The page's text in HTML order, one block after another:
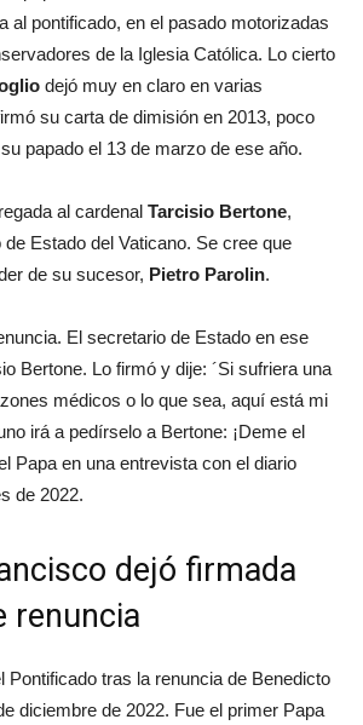
al pontificado, en el pasado motorizadas
de la Iglesia Católica. Lo cierto
dejó muy en claro en varias
su carta de dimisión en 2013, poco
papado el 13 de marzo de ese año.
al cardenal Tarcisio Bertone,
Estado del Vaticano. Se cree que
de su sucesor, Pietro Parolin.
El secretario de Estado en ese
Bertone. Lo firmó y dije: ´Si sufriera una
médicos o lo que sea, aquí está mi
irá a pedírselo a Bertone: ¡Deme el
Papa en una entrevista con el diario
de 2022.
dejó firmada
renuncia
Pontificado tras la renuncia de Benedicto
diciembre de 2022. Fue el primer Papa